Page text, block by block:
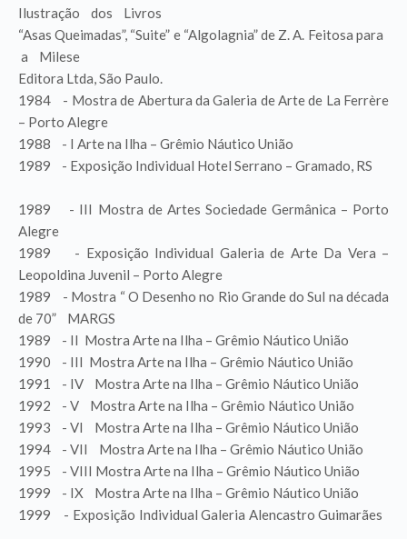
Ilustração dos Livros
“Asas Queimadas”, “Suite” e “Algolagnia” de Z. A. Feitosa para
a Milese
Editora Ltda, São Paulo.
1984 - Mostra de Abertura da Galeria de Arte de La Ferrère
– Porto Alegre
1988 - I Arte na Ilha – Grêmio Náutico União
1989 - Exposição Individual Hotel Serrano – Gramado, RS
1989 - III Mostra de Artes Sociedade Germânica – Porto
Alegre
1989 - Exposição Individual Galeria de Arte Da Vera –
Leopoldina Juvenil – Porto Alegre
1989 - Mostra “ O Desenho no Rio Grande do Sul na década
de 70” MARGS
1989 - II Mostra Arte na Ilha – Grêmio Náutico União
1990 - III Mostra Arte na Ilha – Grêmio Náutico União
1991 - IV Mostra Arte na Ilha – Grêmio Náutico União
1992 - V Mostra Arte na Ilha – Grêmio Náutico União
1993 - VI Mostra Arte na Ilha – Grêmio Náutico União
1994 - VII Mostra Arte na Ilha – Grêmio Náutico União
1995 - VIII Mostra Arte na Ilha – Grêmio Náutico União
1999 - IX Mostra Arte na Ilha – Grêmio Náutico União
1999 - Exposição Individual Galeria Alencastro Guimarães